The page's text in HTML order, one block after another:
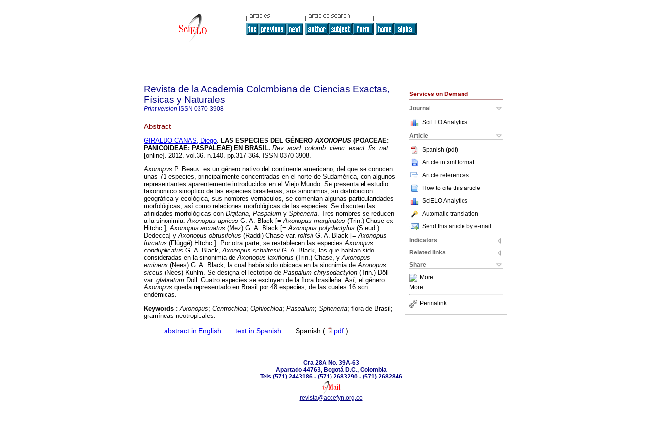
Services on Demand
Journal
SciELO Analytics
Article
Spanish (pdf)
Article in xml format
Article references
How to cite this article
SciELO Analytics
Automatic translation
Send this article by e-mail
Indicators
Related links
Share
More
More
Permalink
Revista de la Academia Colombiana de Ciencias Exactas,
Físicas y Naturales
Print version ISSN 0370-3908
Abstract
GIRALDO-CANAS, Diego. LAS ESPECIES DEL GÉNERO AXONOPUS (POACEAE:
PANICOIDEAE: PASPALEAE) EN BRASIL. Rev. acad. colomb. cienc. exact. fis. nat.
[online]. 2012, vol.36, n.140, pp.317-364. ISSN 0370-3908.
Axonopus P. Beauv. es un género nativo del continente americano, del que se conocen
unas 71 especies, principalmente concentradas en el norte de Sudamérica, con algunos
representantes aparentemente introducidos en el Viejo Mundo. Se presenta el estudio
taxonómico sinóptico de las especies brasileñas, sus sinónimos, su distribución
geográfica y ecológica, sus nombres vernáculos, se comentan algunas particularidades
morfológicas, así como relaciones morfológicas de las especies. Se discuten las
afinidades morfológicas con Digitaria, Paspalum y Spheneria. Tres nombres se reducen
a la sinonimia:Axonopus apricus G. A. Black [=Axonopus marginatus (Trin.) Chase ex
Hitchc.],Axonopus arcuatus (Mez) G. A. Black [=Axonopus polydactylus (Steud.)
Dedecca] yAxonopus obtusifolius (Raddi) Chase var. rolfsii G. A. Black [=Axonopus
furcatus (Flüggé) Hitchc.]. Por otra parte, se restablecen las especiesAxonopus
conduplicatus G. A. Black,Axonopus schultesii G. A. Black, las que habían sido
consideradas en la sinonimia deAxonopus laxiflorus (Trin.) Chase, yAxonopus
eminens (Nees) G. A. Black, la cual había sido ubicada en la sinonimia deAxonopus
siccus (Nees) Kuhlm. Se designa el lectotipo de Paspalum chrysodactylon (Trin.) Döll
var. glabratum Döll. Cuatro especies se excluyen de la flora brasileña. Así, el género
Axonopus queda representado en Brasil por 48 especies, de las cuales 16 son
endémicas.
Keywords :Axonopus; Centrochloa; Ophiochloa; Paspalum; Spheneria; flora de Brasil;
gramíneas neotropicales.
· abstract in English · text in Spanish · Spanish ( pdf )
Cra 28A No. 39A-63
Apartado 44763, Bogotá D.C., Colombia
Tels (571) 2443186 - (571) 2683290 - (571) 2682846
revista@accefyn.org.co